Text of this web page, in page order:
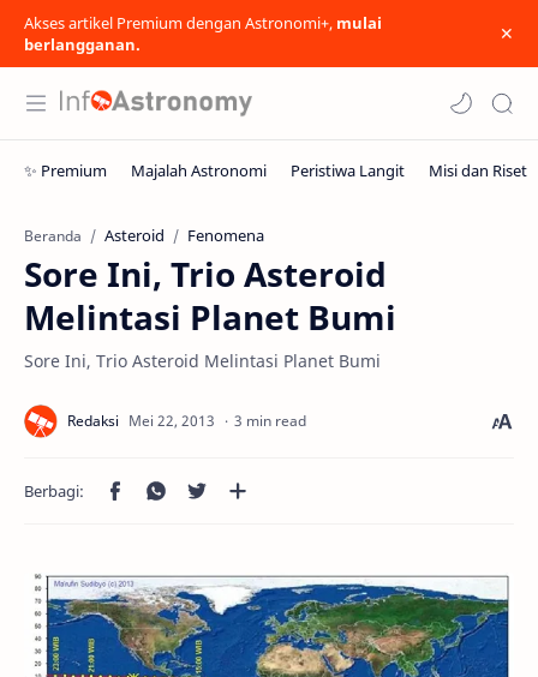
Akses artikel Premium dengan Astronomi+, mulai
berlangganan.
Beranda Asteroid Fenomena
Sore Ini, Trio Asteroid
Melintasi Planet Bumi
Sore Ini, Trio Asteroid Melintasi Planet Bumi
3 min read